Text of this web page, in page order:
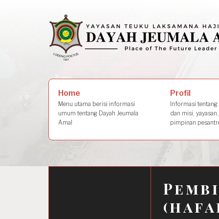
Home
Menu utama berisi informasi
umum tentang Dayah Jeumala
Amal
Profil
Informasi tentang
dan misi,
pimpinan